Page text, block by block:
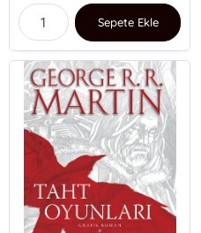
Sepete Ekle